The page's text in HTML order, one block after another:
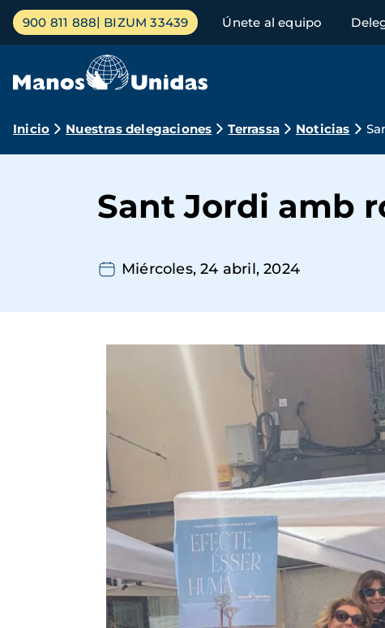
Pasar
contenido
Menú
principal
900 811 888 BIZUM 33439 Únete al equipo
Ruta
navegación
Inicio Nuestras delegaciones Terrassa Noticias
Sant Jordi amb
Miércoles, 24 abril, 2024